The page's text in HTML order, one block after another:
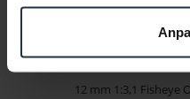
12 mm 1:3,1 Fisheye